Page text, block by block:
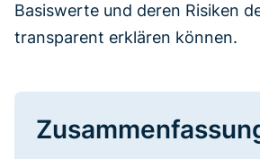
Basiswerte und deren Risiken
transparent erklären können.